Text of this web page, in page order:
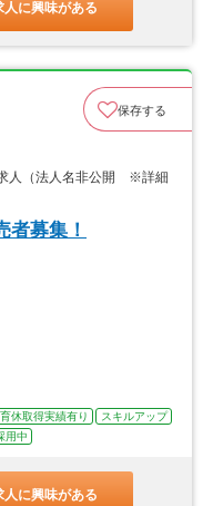
人に興味がある
保存する
求人（法人名非公開 ※詳細
者募集！
休取得実績有り
スキルアップ
用中
人に興味がある